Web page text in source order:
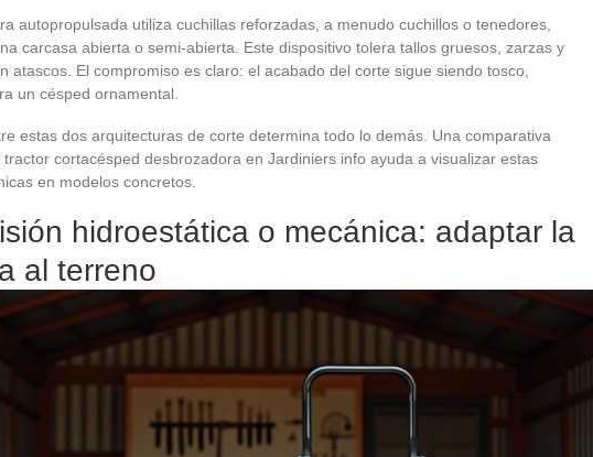
autopropulsada utiliza cuchillas reforzadas, a menudo cuchillos o tenedores,
carcasa abierta o semi-abierta. Este dispositivo tolera tallos gruesos, zarzas y
atascos. El compromiso es claro: el acabado del corte sigue siendo tosco,
un césped ornamental.
estas dos arquitecturas de corte determina todo lo demás. Una comparativa
cortacésped desbrozadora en Jardiniers info ayuda a visualizar estas
en modelos concretos.
hidroestática o mecánica: adaptar la
al terreno